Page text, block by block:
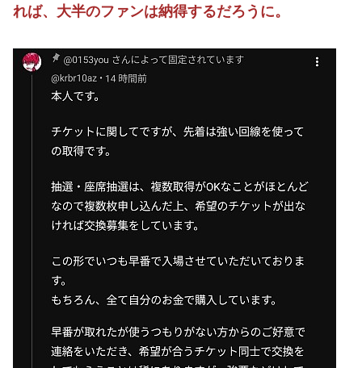
れば、大半のファンは納得するだろうに。